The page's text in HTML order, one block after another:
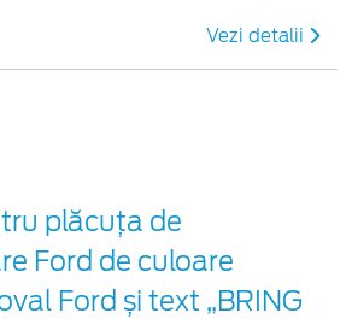
Vezi detalii
plăcuța de
Ford de culoare
Ford și text „BRING